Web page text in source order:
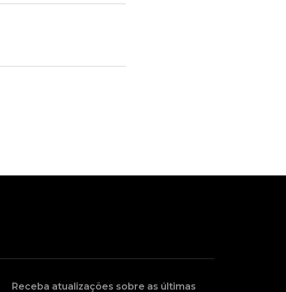
Receba atualizações sobre as últimas